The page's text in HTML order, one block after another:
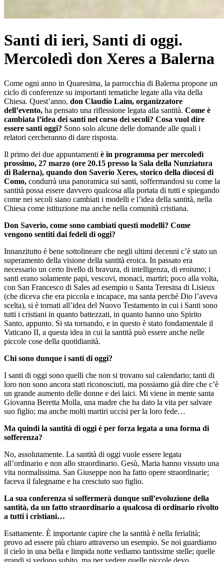
Santi di ieri, Santi di oggi.
Mercoledì don Xeres a Balerna
Come ogni anno in Quaresima, la parrocchia di Balerna propone un
ciclo di conferenze su importanti tematiche legate alla vita della
Chiesa. Quest’anno, don Claudio Laim, organizzatore
dell’evento, ha pensato una riflessione legata alla santità. Come è
cambiata l’idea dei santi nel corso dei secoli? Cosa vuol dire
essere santi oggi? Sono solo alcune delle domande alle quali i
relatori cercheranno di dare risposta.
Il primo dei due appuntamenti è in programma per mercoledì
prossimo, 27 marzo (ore 20.15 presso la Sala della Nunziatura
di Balerna), quando don Saverio Xeres, storico della diocesi di
Como, condurrà una panoramica sui santi, soffermandosi su come la
santità possa essere davvero qualcosa alla portata di tutti e spiegando
come nei secoli siano cambiati i modelli e l’idea della santità, nella
Chiesa come istituzione ma anche nella comunità cristiana.
Don Saverio, come sono cambiati questi modelli? Come
vengono sentiti dai fedeli di oggi?
Innanzitutto è bene sottolineare che negli ultimi decenni c’è stato un
superamento della visione della santità eroica. In passato era
necessario un certo livello di bravura, di intelligenza, di eroismo; i
santi erano solamente papi, vescovi, monaci, martiri; poco alla volta,
con San Francesco di Sales ad esempio o Santa Teresina di Lisieux
(che diceva che era piccola e incapace, ma santa perché Dio l’aveva
scelta), si è tornati all’idea del Nuovo Testamento in cui i Santi sono
tutti i cristiani in quanto battezzati, in quanto hanno uno Spirito
Santo, appunto. Si sta tornando, e in questo è stato fondamentale il
Vaticano II, a questa idea in cui la santità può essere anche nelle
piccole cose della quotidianità.
Chi sono dunque i santi di oggi?
I santi di oggi sono quelli che non si trovano sul calendario; tanti di
loro non sono ancora stati riconosciuti, ma possiamo già dire che c’è
un grande aumento delle donne e dei laici. Mi viene in mente santa
Giovanna Beretta Molla, una madre che ha dato la vita per salvare
suo figlio; ma anche molti martiri uccisi per la loro fede…
Ma quindi la santità di oggi è per forza legata a una forma di
sofferenza?
No, assolutamente. La santità di oggi vuole essere legata
all’ordinario e non allo straordinario. Gesù, Maria hanno vissuto una
vita normalissima. San Giuseppe non ha fatto opere straordinarie;
faceva il falegname e ha cresciuto suo figlio.
La sua conferenza si soffermerà dunque sull’evoluzione della
santità, da un fatto straordinario a qualcosa di ordinario rivolto
a tutti i cristiani…
Esattamente. È importante capire che la santità è nella ferialità;
provo ad essere più chiaro attraverso un esempio. Se noi guardiamo
il cielo in una bella e limpida notte vediamo tantissime stelle; quelle
grandi si vedono subito, ma per vedere quelle piccole devo